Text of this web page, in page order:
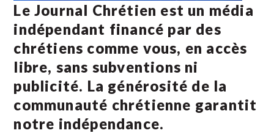
Le Journal Chrétien est un média
indépendant financé par des
chrétiens comme vous, en accès
libre, sans subventions ni
publicité. La générosité de la
communauté chrétienne garantit
notre indépendance.